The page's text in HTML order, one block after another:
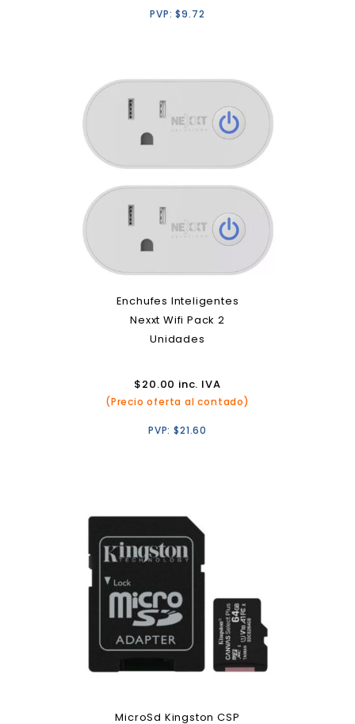
PVP:$9.72
Enchufes Inteligentes
Nexxt Wifi Pack 2
Unidades
$20.00 inc. IVA
(Precio oferta al contado)
PVP:$21.60
MicroSd Kingston CSP